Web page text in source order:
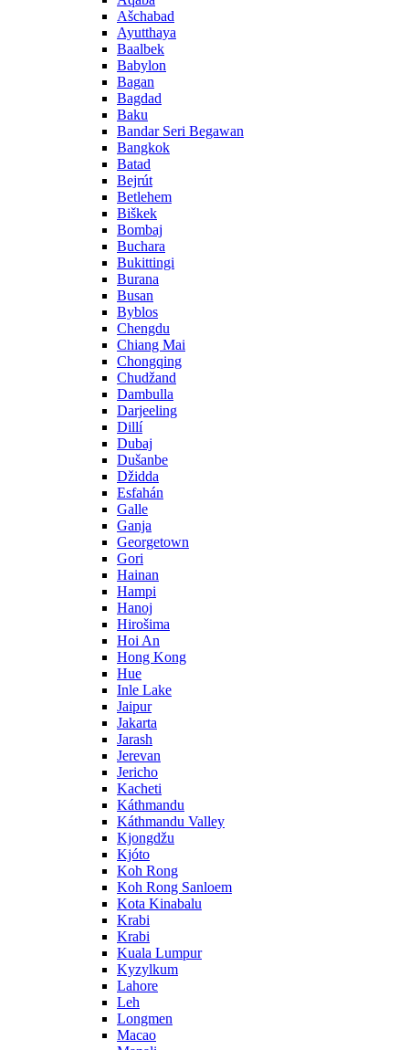
Ašchabad
Ayutthaya
Baalbek
Babylon
Bagan
Bagdad
Baku
Bandar Seri Begawan
Bangkok
Batad
Bejrút
Betlehem
Biškek
Bombaj
Buchara
Bukittingi
Burana
Busan
Byblos
Chengdu
Chiang Mai
Chongqing
Chudžand
Dambulla
Darjeeling
Dillí
Dubaj
Dušanbe
Džidda
Esfahán
Galle
Ganja
Georgetown
Gori
Hainan
Hampi
Hanoj
Hirošima
Hoi An
Hong Kong
Hue
Inle Lake
Jaipur
Jakarta
Jarash
Jerevan
Jericho
Kacheti
Káthmandu
Káthmandu Valley
Kjongdžu
Kjóto
Koh Rong
Koh Rong Sanloem
Kota Kinabalu
Krabi
Krabi
Kuala Lumpur
Kyzylkum
Lahore
Leh
Longmen
Macao